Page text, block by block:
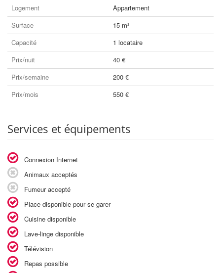
Logement
Appartement
Surface
15 m²
Capacité
1 locataire
Prix/nuit
40 €
Prix/semaine
200 €
Prix/mois
550 €
Services et équipements
Connexion Internet
Animaux acceptés
Fumeur accepté
Place disponible pour se garer
Cuisine disponible
Lave-linge disponible
Télévision
Repas possible